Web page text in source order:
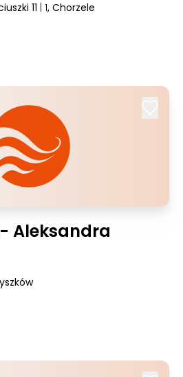
11 | 1, Chorzele
Aleksandra